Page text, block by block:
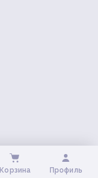
Корзина Профиль